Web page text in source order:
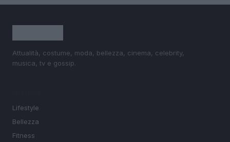
Attualità, costume, moda, bellezza, cinema, celebrity,
musica, tv e gossip.
Lifestyle
Bellezza
Fitness